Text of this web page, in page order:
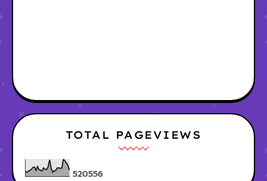
TOTAL PAGEVIEWS
520556